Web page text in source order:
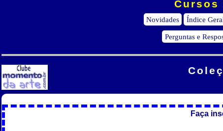
Cursos
Novidades Índice
Perguntas e
Faça